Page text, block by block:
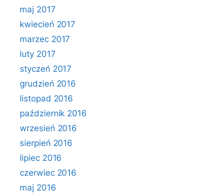
maj 2017
kwiecień 2017
marzec 2017
luty 2017
styczeń 2017
grudzień 2016
listopad 2016
październik 2016
wrzesień 2016
sierpień 2016
lipiec 2016
czerwiec 2016
maj 2016